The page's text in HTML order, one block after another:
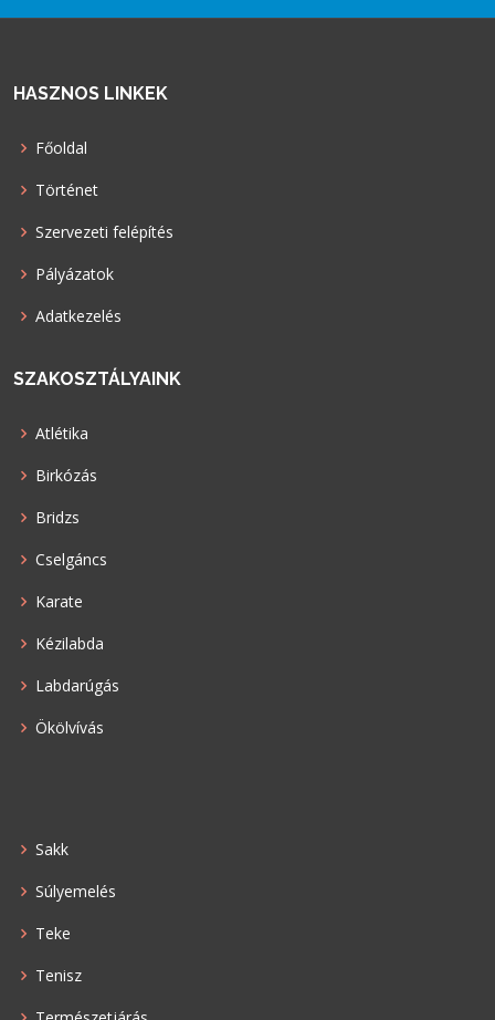
HASZNOS LINKEK
Főoldal
Történet
Szervezeti felépítés
Pályázatok
Adatkezelés
SZAKOSZTÁLYAINK
Atlétika
Birkózás
Bridzs
Cselgáncs
Karate
Kézilabda
Labdarúgás
Ökölvívás
Sakk
Súlyemelés
Teke
Tenisz